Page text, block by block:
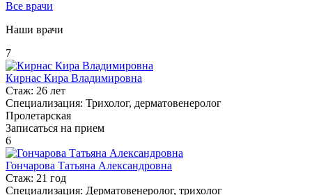
Все врачи
Наши врачи
7
Кирнас Кира Владимировна
Стаж: 26 лет
Специализация: Трихолог, дерматовенеролог
Пролетарская
Записаться на прием
6
Гончарова Татьяна Александровна
Стаж: 21 год
Специализация: Дерматовенеролог, трихолог